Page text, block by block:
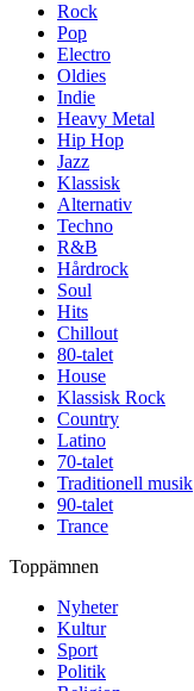
Rock
Pop
Electro
Oldies
Indie
Heavy Metal
Hip Hop
Jazz
Klassisk
Alternativ
Techno
R&B
Hårdrock
Soul
Hits
Chillout
80-talet
House
Klassisk Rock
Country
Latino
70-talet
Traditionell musik
90-talet
Trance
Toppämnen
Nyheter
Kultur
Sport
Politik